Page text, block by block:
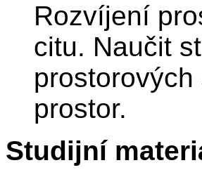
Rozvíjení
citu. Naučit
prostor.
Studijní